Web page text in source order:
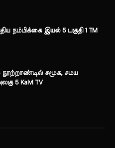
நம்பிக்கை இயல் 5 பகுதி 1 TM
நூற்றாண்டில் சமூக, சமய
5 Kalvi TV